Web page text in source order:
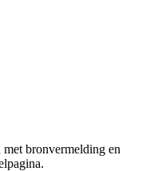
bronvermelding en